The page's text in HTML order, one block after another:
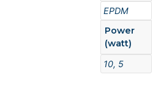
EPDM
Power
(watt)
10, 5